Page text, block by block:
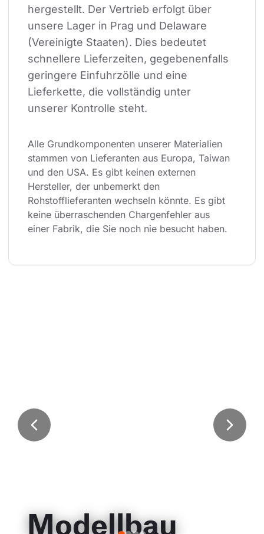
hergestellt. Der Vertrieb erfolgt über
unsere Lager in Prag und Delaware
(Vereinigte Staaten). Dies bedeutet
schnellere Lieferzeiten, gegebenenfalls
geringere Einfuhrzölle und eine
Lieferkette, die vollständig unter
unserer Kontrolle steht.
Alle Grundkomponenten unserer Materialien
stammen von Lieferanten aus Europa, Taiwan
und den USA. Es gibt keinen externen
Hersteller, der unbemerkt den
Rohstofflieferanten wechseln könnte. Es gibt
keine überraschenden Chargenfehler aus
einer Fabrik, die Sie noch nie besucht haben.
Modellbau